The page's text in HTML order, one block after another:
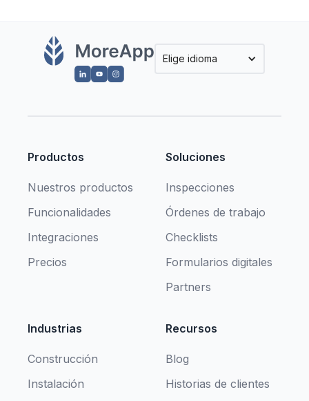
Elige idioma
Productos
Nuestros productos
Funcionalidades
Integraciones
Precios
Soluciones
Inspecciones
Órdenes de trabajo
Checklists
Formularios digitales
Partners
Industrias
Construcción
Instalación
Recursos
Blog
Historias de clientes